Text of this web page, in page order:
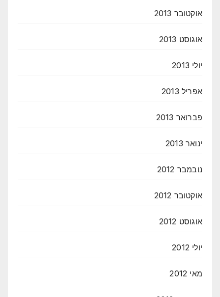
אוקטובר 2013
אוגוסט 2013
יולי 2013
אפריל 2013
פברואר 2013
ינואר 2013
נובמבר 2012
אוקטובר 2012
אוגוסט 2012
יולי 2012
מאי 2012